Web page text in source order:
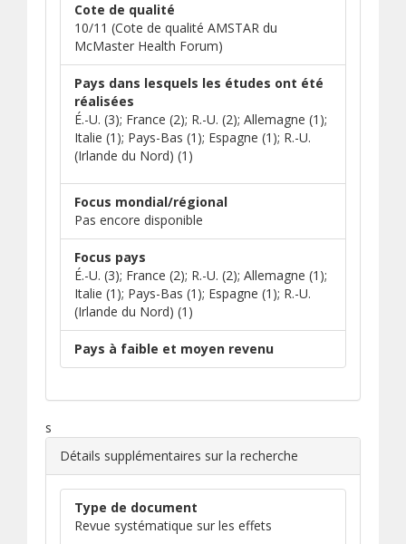
Cote de qualité
10/11 (Cote de qualité AMSTAR du
McMaster Health Forum)
Pays dans lesquels les études ont été
réalisées
É.-U. (3); France (2); R.-U. (2); Allemagne (1);
Italie (1); Pays-Bas (1); Espagne (1); R.-U.
(Irlande du Nord) (1)
Focus mondial/régional
Pas encore disponible
Focus pays
É.-U. (3); France (2); R.-U. (2); Allemagne (1);
Italie (1); Pays-Bas (1); Espagne (1); R.-U.
(Irlande du Nord) (1)
Pays à faible et moyen revenu
s
Détails supplémentaires sur la recherche
Type de document
Revue systématique sur les effets